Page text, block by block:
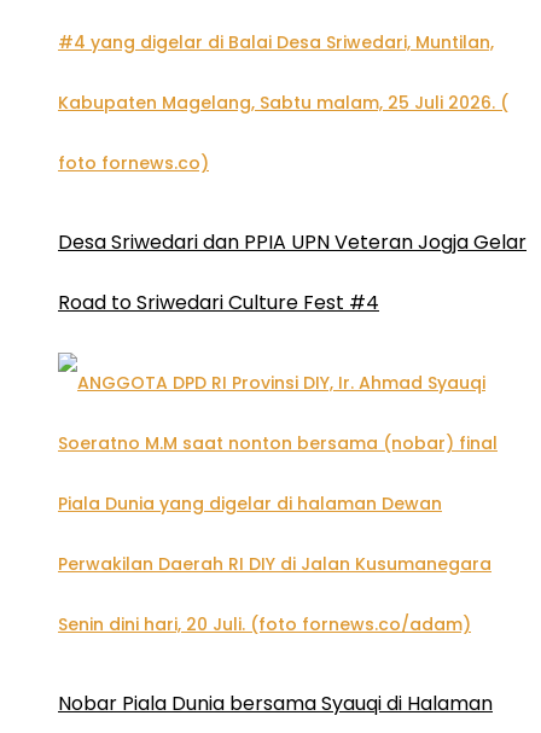
Desa Sriwedari dan PPIA UPN Veteran Jogja Gelar
Road to Sriwedari Culture Fest #4
Nobar Piala Dunia bersama Syauqi di Halaman